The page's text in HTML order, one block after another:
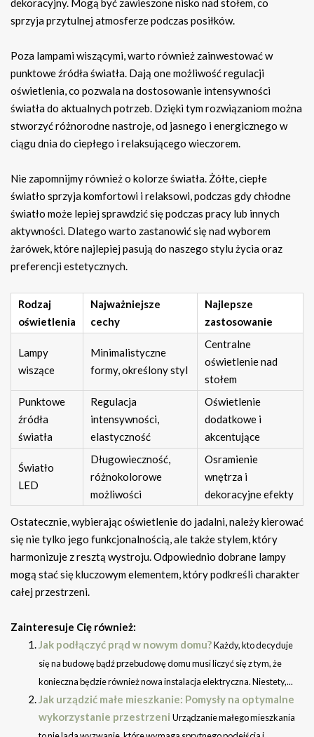
dekoracyjny. Mogą być zawieszone nisko nad stołem, co
sprzyja przytulnej atmosferze podczas posiłków.
Poza lampami wiszącymi, warto również zainwestować w
punktowe źródła światła. Dają one możliwość regulacji
oświetlenia, co pozwala na dostosowanie intensywności
światła do aktualnych potrzeb. Dzięki tym rozwiązaniom można
stworzyć różnorodne nastroje, od jasnego i energicznego w
ciągu dnia do ciepłego i relaksującego wieczorem.
Nie zapomnijmy również o kolorze światła. Żółte, ciepłe
światło sprzyja komfortowi i relaksowi, podczas gdy chłodne
światło może lepiej sprawdzić się podczas pracy lub innych
aktywności. Dlatego warto zastanowić się nad wyborem
żarówek, które najlepiej pasują do naszego stylu życia oraz
preferencji estetycznych.
Rodzaj
oświetlenia
Najważniejsze
cechy
Najlepsze
zastosowanie
Lampy
wiszące
Minimalistyczne
formy, określony styl
Centralne
oświetlenie nad
stołem
Punktowe
źródła
światła
Regulacja
intensywności,
elastyczność
Oświetlenie
dodatkowe i
akcentujące
Światło
LED
Długowieczność,
różnokolorowe
możliwości
Osramienie
wnętrza i
dekoracyjne efekty
Ostatecznie, wybierając oświetlenie do jadalni, należy kierować
się nie tylko jego funkcjonalnością, ale także stylem, który
harmonizuje z resztą wystroju. Odpowiednio dobrane lampy
mogą stać się kluczowym elementem, który podkreśli charakter
całej przestrzeni.
Zainteresuje Cię również:
Jak podłączyć prąd w nowym domu?Każdy, kto decyduje
się na budowę bądź przebudowę domu musi liczyć się z tym, że
konieczna będzie również nowa instalacja elektryczna. Niestety,...
Jak urządzić małe mieszkanie: Pomysły na optymalne
wykorzystanie przestrzeni Urządzanie małego mieszkania